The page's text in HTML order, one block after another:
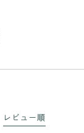
レビュー順